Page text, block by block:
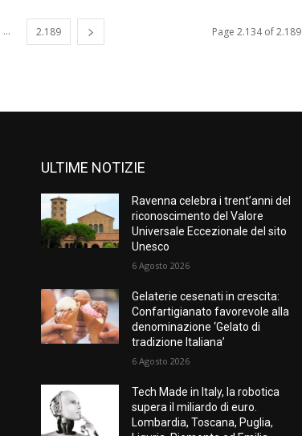
... 2.189 Page 2.134 of 2.189
ULTIME NOTIZIE
Ravenna celebra i trent’anni del
riconoscimento del Valore
Universale Eccezionale del sito
Unesco
6 Agosto 2026
Gelaterie cesenati in crescita:
Confartigianato favorevole alla
denominazione ‘Gelato di
tradizione Italiana’
6 Agosto 2026
Tech Made in Italy, la robotica
supera il miliardo di euro.
Lombardia, Toscana, Puglia,